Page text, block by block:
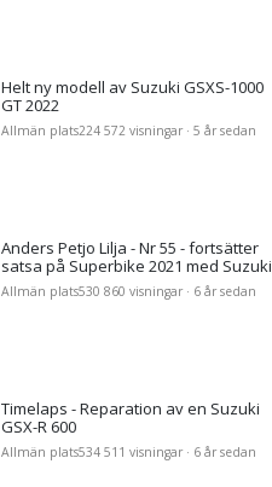
Helt ny modell av Suzuki GSXS-1000
GT 2022
Allmän plats224 572 visningar · 5 år sedan
Anders Petjo Lilja - Nr 55 - fortsätter
satsa på Superbike 2021 med Suzuki
Allmän plats530 860 visningar · 6 år sedan
Timelaps - Reparation av en Suzuki
GSX-R 600
Allmän plats534 511 visningar · 6 år sedan